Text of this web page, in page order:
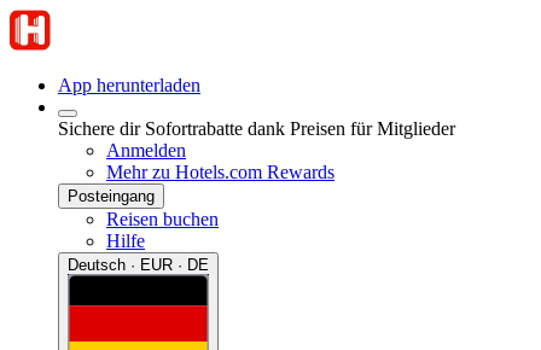
App herunterladen
Sichere dir Sofortrabatte dank Preisen für Mitglieder
Anmelden
Mehr zu Hotels.com Rewards
Posteingang
Reisen buchen
Hilfe
Deutsch · EUR · DE